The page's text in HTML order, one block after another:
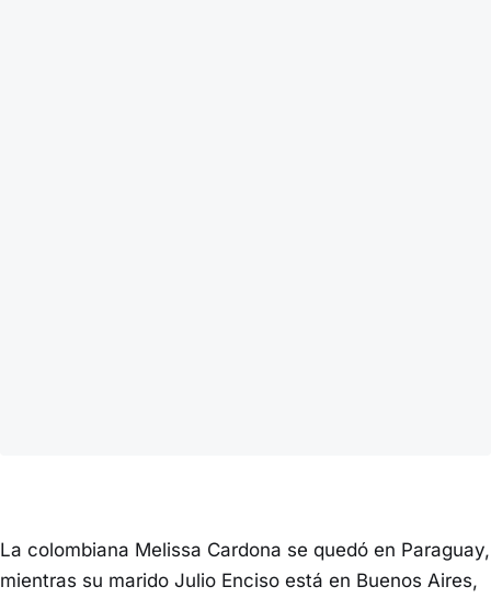
La colombiana Melissa Cardona se quedó en Paraguay,
mientras su marido Julio Enciso está en Buenos Aires,